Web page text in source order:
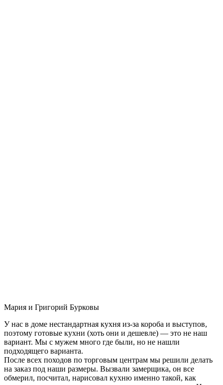
Мария и Григорий Бурковы
У нас в доме нестандартная кухня из-за короба и выступов,
поэтому готовые кухни (хоть они и дешевле) — это не наш
вариант. Мы с мужем много где были, но не нашли
подходящего варианта.
После всех походов по торговым центрам мы решили делать
на заказ под наши размеры. Вызвали замерщика, он все
обмерил, посчитал, нарисовал кухню именно такой, как